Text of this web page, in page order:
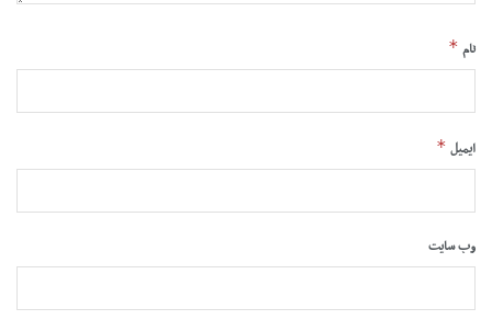
نام *
ایمیل *
وب‌ سایت